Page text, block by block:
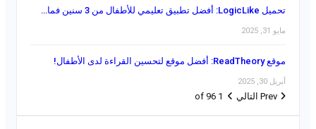
تحميل LogicLike: أفضل تطبيق تعليمي للأطفال من 3 سنين فما…
مايو 31, 2025
موقع ReadTheory: أفضل موقع لتحسين القراءة لدى الأطفال!
أبريل 30, 2025
Prev التالي 1 of 96